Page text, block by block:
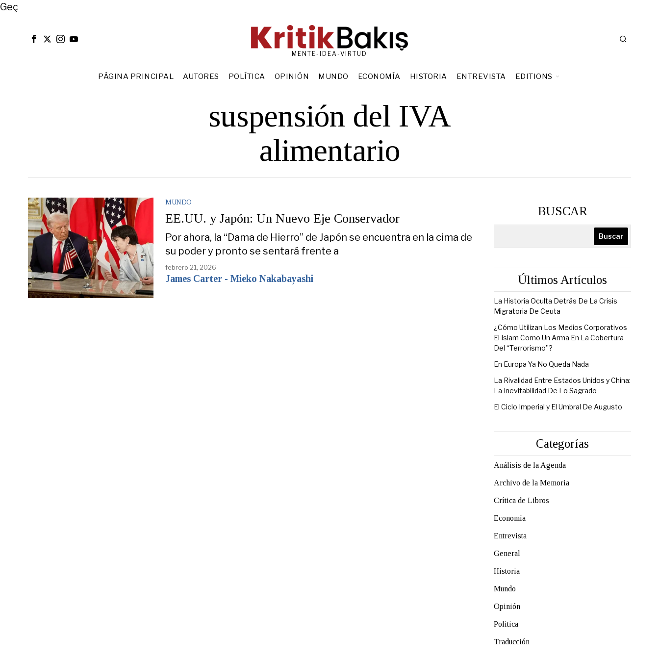
Close
Geç
MENTE-IDEA-VIRTUD
PÁGINA PRINCIPAL AUTORES POLÍTICA OPINIÓN MUNDO ECONOMÍA HISTORIA ENTREVISTA EDITIONS
suspensión del IVA
alimentario
MUNDO
EE.UU. y Japón: Un Nuevo Eje Conservador
Por ahora, la “Dama de Hierro” de Japón se encuentra en la cima de
su poder y pronto se sentará frente a
febrero 21, 2026
James Carter - Mieko Nakabayashi
BUSCAR
Buscar
Últimos Artículos
La Historia Oculta Detrás De La Crisis
Migratoria De Ceuta
¿Cómo Utilizan Los Medios Corporativos
El Islam Como Un Arma En La Cobertura
Del “Terrorismo”?
En Europa Ya No Queda Nada
La Rivalidad Entre Estados Unidos y China:
La Inevitabilidad De Lo Sagrado
El Ciclo Imperial y El Umbral De Augusto
Categorías
Análisis de la Agenda
Archivo de la Memoria
Crítica de Libros
Economía
Entrevista
General
Historia
Mundo
Opinión
Política
Traducción